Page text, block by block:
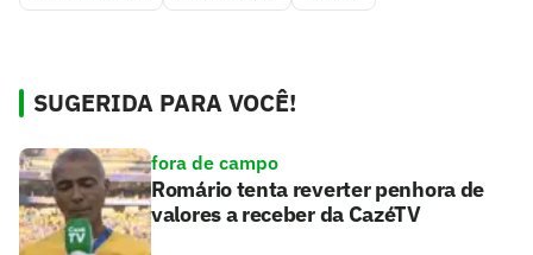
SUGERIDA PARA VOCÊ!
fora de campo
Romário tenta reverter penhora de
valores a receber da CazéTV